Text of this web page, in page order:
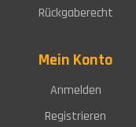
Rückgaberecht
Mein Konto
Anmelden
Registrieren